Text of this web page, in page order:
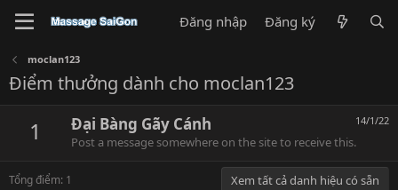
Đăng nhập Đăng ký
moclan123
Điểm thưởng dành cho moclan123
1 14/1/22
Đại Bàng Gãy Cánh
Post a message somewhere on the site to receive this.
Tổng điểm: 1 Xem tất cả danh hiệu có sẵn